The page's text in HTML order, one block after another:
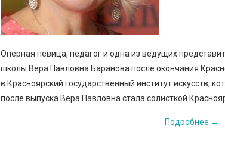
Оперная певица, педагог и одна из ведущих
школы Вера Павловна Баранова после окончания
в Красноярский государственный институт искусств,
после выпуска Вера Павловна стала солисткой
Подробнее →